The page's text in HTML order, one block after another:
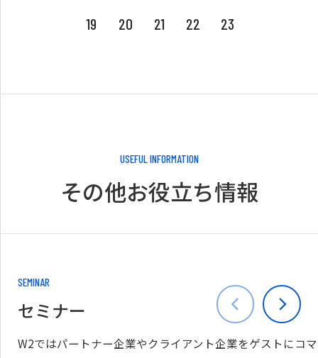
19
20 21 22 23
USEFUL INFORMATION
その他お役立ち情報
SEMINAR
セミナー
W2ではパートナー企業やクライアント企業をゲストにコマ